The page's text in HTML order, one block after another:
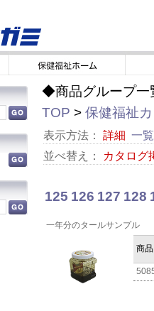
◆商品グループ一
TOP > 保健福祉
表示方法： 詳細 一覧
並べ替え：
カタログ
125 126 127 128
一年分のタールサンプル
商